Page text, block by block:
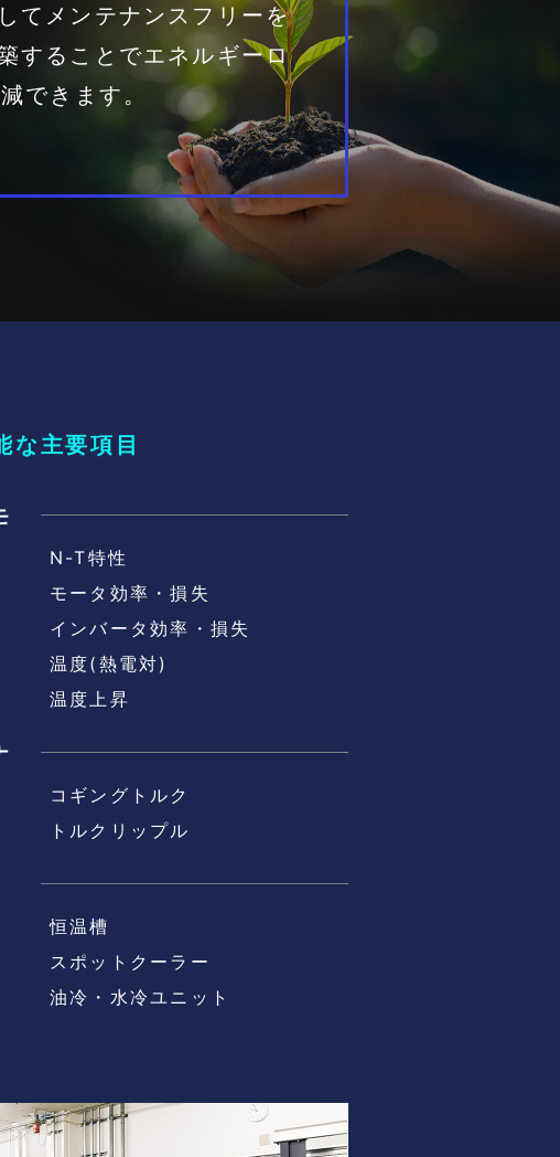
てメンテナンスフリーを
することでエネルギーロ
できます。
な主要項目
N-T特性
モータ効率・損失
インバータ効率・損失
温度(熱電対)
温度上昇
コギングトルク
トルクリップル
恒温槽
スポットクーラー
油冷・水冷ユニット